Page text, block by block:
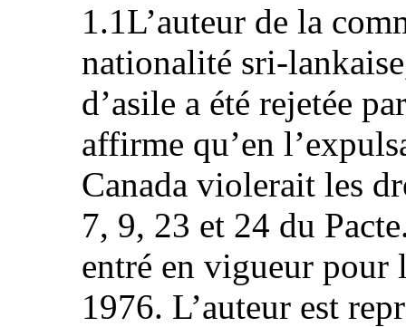
1.1L’auteur de la
nationalité
d’asile a été rejetée
affirme qu’en
Canada violerait les
7, 9, 23 et 24 du
entré en vigueur pour
1976. L’auteur est